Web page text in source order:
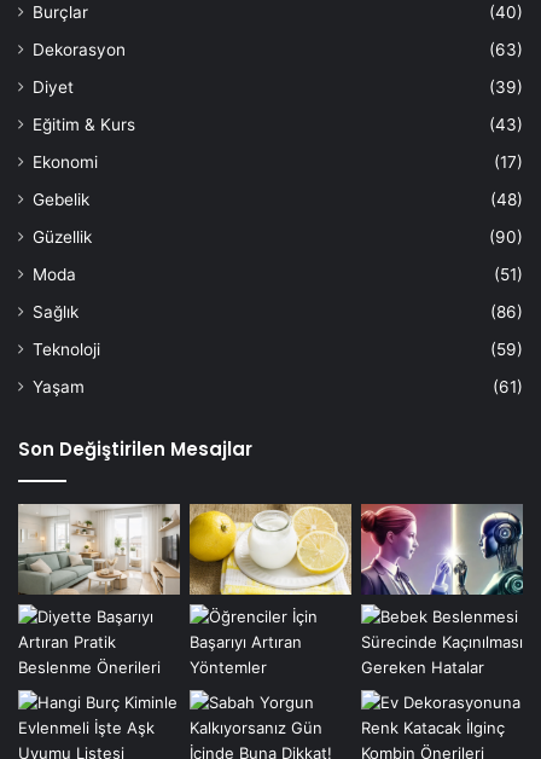
Burçlar
(40)
Dekorasyon
(63)
Diyet
(39)
Eğitim & Kurs
(43)
Ekonomi
(17)
Gebelik
(48)
Güzellik
(90)
Moda
(51)
Sağlık
(86)
Teknoloji
(59)
Yaşam
(61)
Son Değiştirilen Mesajlar